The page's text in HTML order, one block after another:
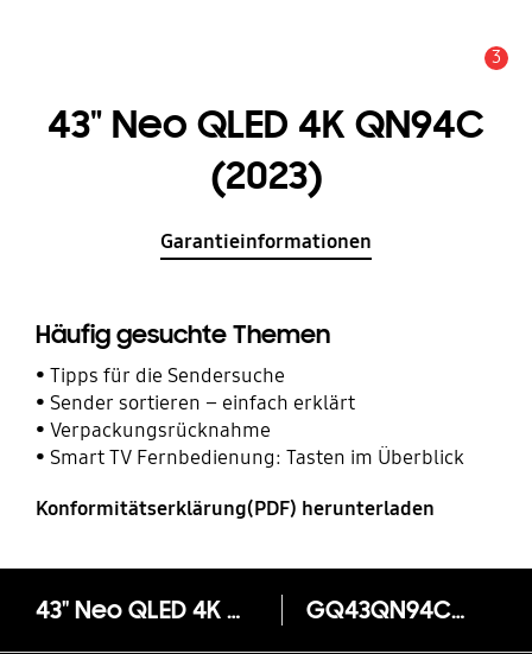
3
43" Neo QLED 4K QN94C
(2023)
Garantieinformationen
Häufig gesuchte Themen
Tipps für die Sendersuche
Sender sortieren – einfach erklärt
Verpackungsrücknahme
Smart TV Fernbedienung: Tasten im Überblick
Konformitätserklärung(PDF) herunterladen
43" Neo QLED 4K QN94C (2023) GQ43QN94CAT